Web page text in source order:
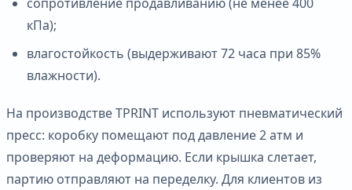
кПа);
влагостойкость (выдерживают 72 часа при 85%
влажности).
На производстве TPRINT используют пневматический
пресс: коробку помещают под давление 2 атм и
проверяют на деформацию. Если крышка слетает,
партию отправляют на переделку. Для клиентов из